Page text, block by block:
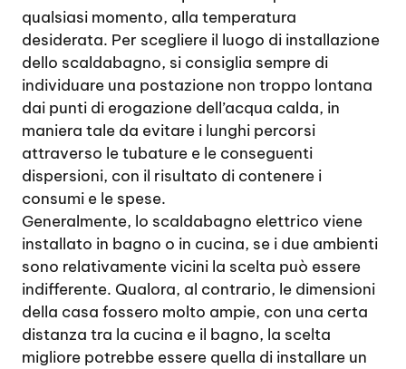
qualsiasi momento, alla temperatura
desiderata. Per scegliere il luogo di installazione
dello scaldabagno, si consiglia sempre di
individuare una postazione non troppo lontana
dai punti di erogazione dell’acqua calda, in
maniera tale da evitare i lunghi percorsi
attraverso le tubature e le conseguenti
dispersioni, con il risultato di contenere i
consumi e le spese.
Generalmente, lo scaldabagno elettrico viene
installato in bagno o in cucina, se i due ambienti
sono relativamente vicini la scelta può essere
indifferente. Qualora, al contrario, le dimensioni
della casa fossero molto ampie, con una certa
distanza tra la cucina e il bagno, la scelta
migliore potrebbe essere quella di installare un